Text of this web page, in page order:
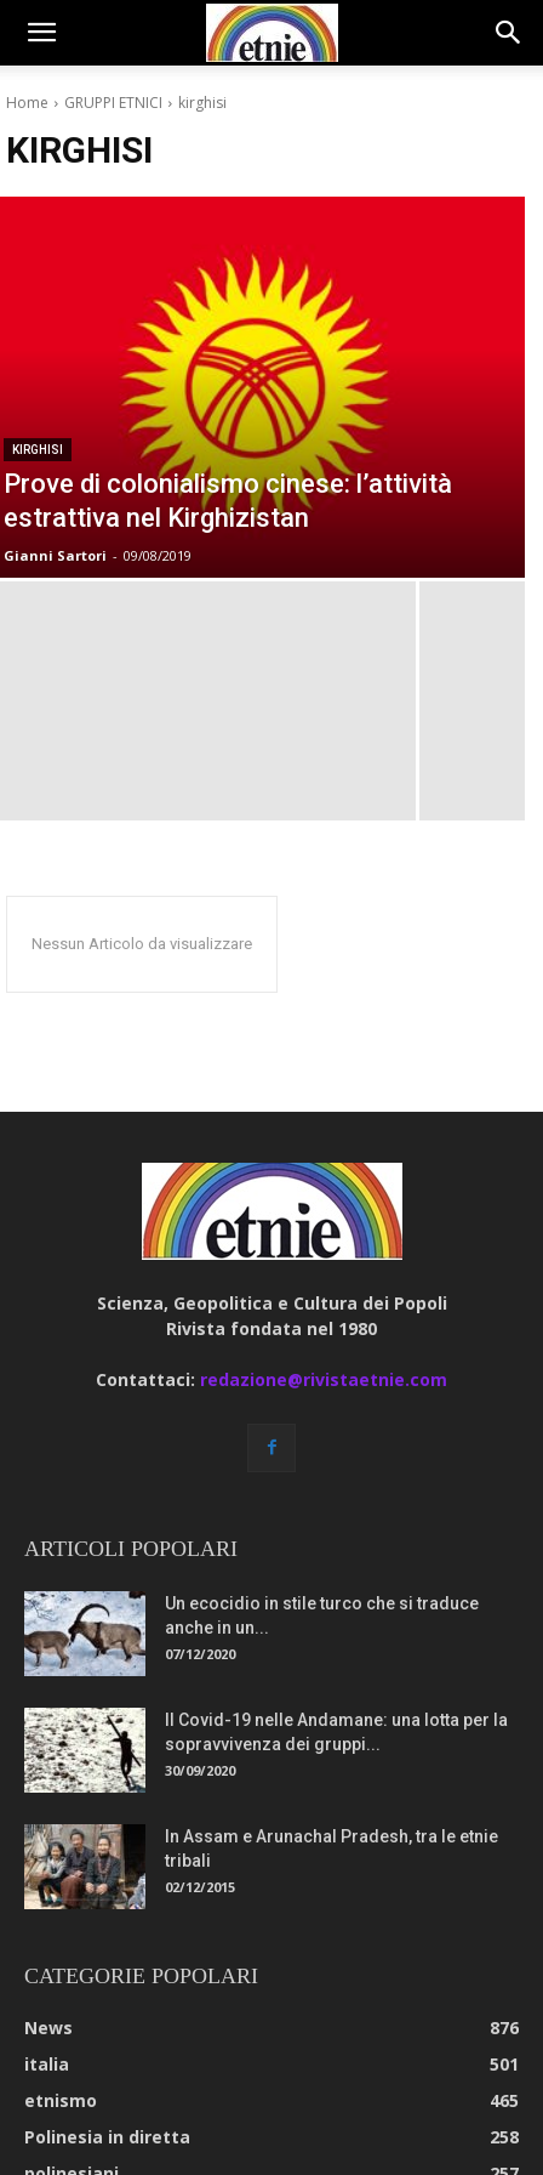
Home GRUPPI ETNICI kirghisi
KIRGHISI
KIRGHISI
Prove di colonialismo cinese: l’attività
estrattiva nel Kirghizistan
Gianni Sartori - 09/08/2019
Nessun Articolo da visualizzare
Scienza, Geopolitica e Cultura dei Popoli
Rivista fondata nel 1980
Contattaci: redazione@rivistaetnie.com
ARTICOLI POPOLARI
Un ecocidio in stile turco che si traduce
anche in un...
07/12/2020
Il Covid-19 nelle Andamane: una lotta per la
sopravvivenza dei gruppi...
30/09/2020
In Assam e Arunachal Pradesh, tra le etnie
tribali
02/12/2015
CATEGORIE POPOLARI
News
876
italia
501
etnismo
465
Polinesia in diretta
258